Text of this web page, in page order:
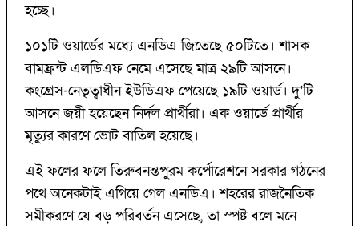
হচ্ছে।
১০১টি ওয়ার্ডের মধ্যে এনডিএ জিতেছে ৫০টিতে। শাসক
বামফ্রন্ট এলডিএফ নেমে এসেছে মাত্র ২৯টি আসনে।
কংগ্রেস-নেতৃত্বাধীন ইউডিএফ পেয়েছে ১৯টি ওয়ার্ড। দু’টি
আসনে জয়ী হয়েছেন নির্দল প্রার্থীরা। এক ওয়ার্ডে প্রার্থীর
মৃত্যুর কারণে ভোট বাতিল হয়েছে।
এই ফলের ফলে তিরুবনন্তপুরম কর্পোরেশনে সরকার গঠনের
পথে অনেকটাই এগিয়ে গেল এনডিএ। শহরের রাজনৈতিক
সমীকরণে যে বড় পরিবর্তন এসেছে, তা স্পষ্ট বলে মনে